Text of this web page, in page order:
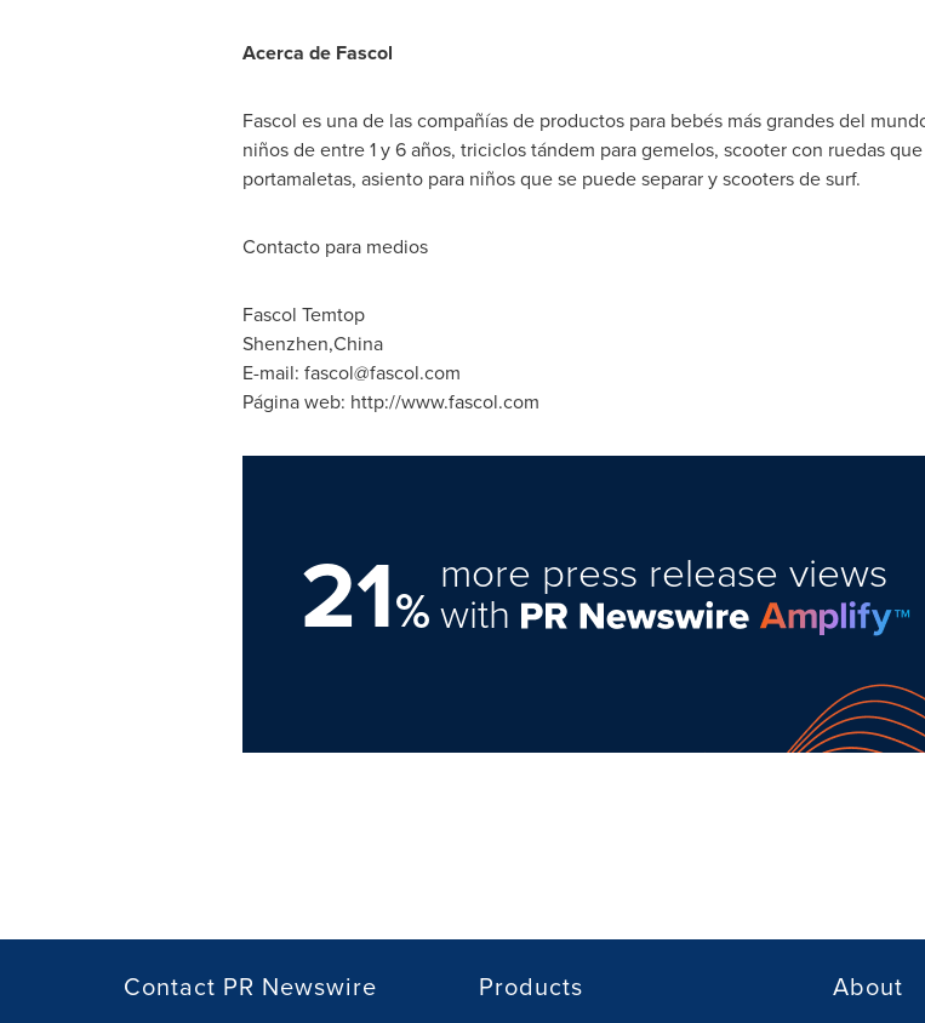
Acerca de Fascol
Fascol es una de las compañías de productos para bebés más grandes del
niños de entre 1 y 6 años, triciclos tándem para gemelos, scooter con ruedas
portamaletas, asiento para niños que se puede separar y scooters de surf.
Contacto para medios
Fascol Temtop
Shenzhen,China
E-mail: fascol@fascol.com
Página web: http://www.fascol.com
21%
more press release views
with
Contact PR Newswire Products About